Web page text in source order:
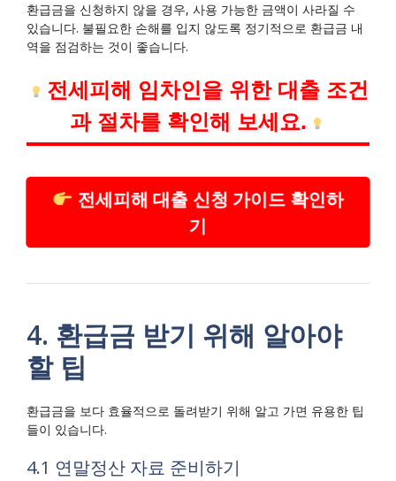
환급금을 신청하지 않을 경우, 사용 가능한 금액이 사라질 수
있습니다. 불필요한 손해를 입지 않도록 정기적으로 환급금 내
역을 점검하는 것이 좋습니다.
전세피해 임차인을 위한 대출 조건
과 절차를 확인해 보세요.
전세피해 대출 신청 가이드 확인하
기
4. 환급금 받기 위해 알아야
할 팁
환급금을 보다 효율적으로 돌려받기 위해 알고 가면 유용한 팁
들이 있습니다.
4.1 연말정산 자료 준비하기